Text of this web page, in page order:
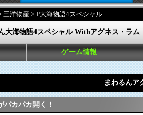
三洋物産 > P大海物語4スペシャル
大海物語4スペシャル Withアグネス・ラム
ゲーム情報
まわるんア
パカパカ開く！